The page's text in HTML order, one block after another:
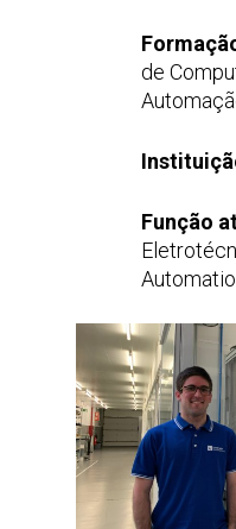
de
Função